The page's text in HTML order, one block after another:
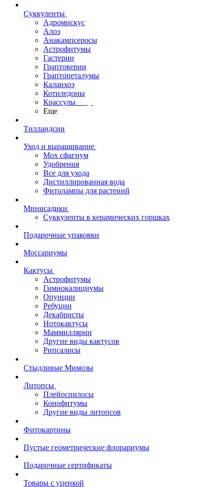
Суккуленты
Адромискус
Алоэ
Анакампсеросы
Астрофитумы
Гастерии
Граптоверии
Граптопеталумы
Каланхоэ
Котиледоны
Крассулы
Еще
Тилландсии
Уход и выращивание
Мох сфагнум
Удобрения
Все для ухода
Дистиллированная вода
Фитолампы для растений
Минисадики
Суккуленты в керамических горшках
Подарочные упаковки
Моссариумы
Кактусы
Астрофитумы
Гимнокалициумы
Опунции
Ребуции
Декабристы
Нотокактусы
Маммиллярии
Другие виды кактусов
Рипсалисы
Стыдливые Мимозы
Литопсы
Плейоспилосы
Конофитумы
Другие виды литопсов
Фитокартины
Пустые геометрические флорариумы
Подарочные сертификаты
Товары с уценкой